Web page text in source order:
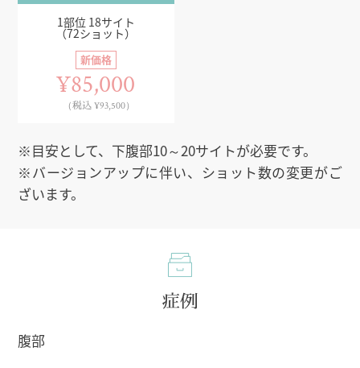
1部位 18サイト
（72ショット）
新価格
¥85,000
（税込 ¥93,500）
※目安として、下腹部10～20サイトが必要です。
※バージョンアップに伴い、ショット数の変更がご
ざいます。
症例
腹部